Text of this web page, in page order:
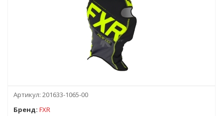
Артикул: 201633-1065-00
Бренд: FXR